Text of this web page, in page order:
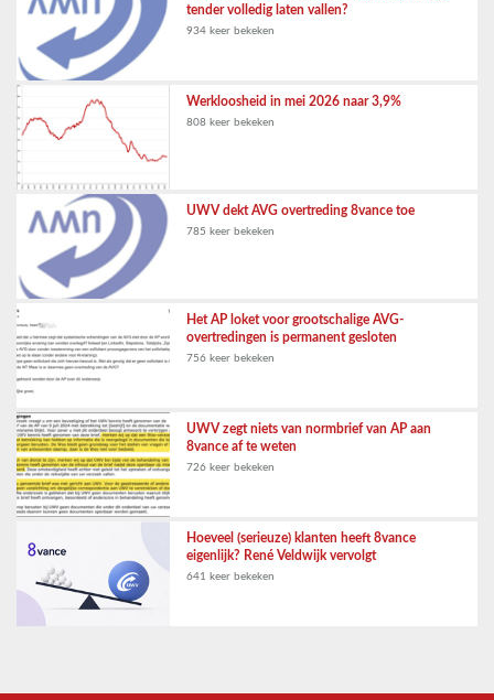
tender volledig laten vallen?
934 keer bekeken
Werkloosheid in mei 2026 naar 3,9%
808 keer bekeken
UWV dekt AVG overtreding 8vance toe
785 keer bekeken
Het AP loket voor grootschalige AVG-
overtredingen is permanent gesloten
756 keer bekeken
UWV zegt niets van normbrief van AP aan
8vance af te weten
726 keer bekeken
Hoeveel (serieuze) klanten heeft 8vance
eigenlijk? René Veldwijk vervolgt
641 keer bekeken